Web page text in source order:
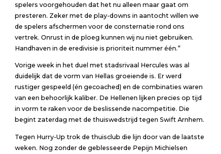
spelers voorgehouden dat het nu alleen maar gaat om
presteren. Zeker met de play-downs in aantocht willen we
de spelers afschermen voor de consternatie rond ons
vertrek. Onrust in de ploeg kunnen wij nu niet gebruiken.
Handhaven in de eredivisie is prioriteit nummer één.”
Vorige week in het duel met stadsrivaal Hercules was al
duidelijk dat de vorm van Hellas groeiende is. Er werd
rustiger gespeeld (én gecoached) en de combinaties waren
van een behoorlijk kaliber. De Hellenen lijken precies op tijd
in vorm te raken voor de beslissende nacompetitie. Die
begint zaterdag met de thuiswedstrijd tegen Swift Arnhem.
Tegen Hurry-Up trok de thuisclub die lijn door van de laatste
weken. Nog zonder de geblesseerde Pepijn Michielsen